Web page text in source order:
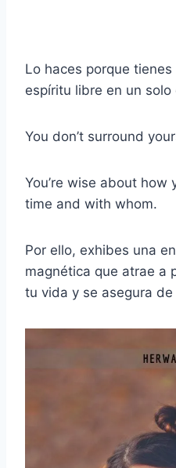
Lo haces porque
espíritu libre en un solo
You don’t surround
You’re wise about how
time and with whom.
Por ello, exhibes una
magnética que atrae a
tu vida y se asegura